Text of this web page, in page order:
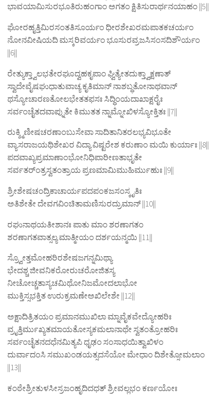
ಭಾವಯಾಮಿಸುರಭೂತಿರುಹಂಗಾಂ ಅಗತಂ ಕ್ಷಿತಿಸುರಾರ್ಥನಯಾಹಂ ||5||
ಘೋರಹೃತ್ತಿಮಿರಸಂತತಿಸೂರ್ಯಂ ಧೀರಶೇಖರಮಪಾತಕಚರ್ಯಂ
ನೋನವೀಷಿಯದಿ ಮಸ್ಕರಿವರ್ಯಂ ಭೂಸುರವ್ರಜಸಿಸಂಸದಿಶೌರ್ಯಂ
||6||
ರೇತ್ಯುಕ್ತ್ವಾಲಭತೇರಘೂದ್ವಹಕೃಪಾಂ ಘ್ವಿತ್ಯೇತದುಕ್ತ್ವಾಕ್ಷಣಾತ್
ಸ್ವಾದೇವೈಷಘುಧಾತುವಾಚ್ಯ ಕೃತಿಮಾನ್ ನಾಶಬ್ಧತೋನಾಥವಾನ್
ಥಸ್ಯೋಚಾರಣತೋಲಭೇತತಫಸಃ ಸಿದ್ಧಿಂಯದಾಖಾಕ್ಷರೈಃ
ಸರ್ವಂಚೈತದವಾಪ್ನುತೇ ಕಿಮುತತ ನ್ನಾಮ್ನೋಖಿಳಸ್ಯೋಕ್ತಿತಃ ||7||
ರುಕ್ಶ್ಮಿಣೀಷಚರಣಾಂಬುಸೇವಾ ಸಾದಿತಾನಿತರಲಭ್ಯವಿಭೂತೇ
ವ್ಯಾಸರಾಜಯಥಿಶೇಖರ ವಿದ್ಯಾ ವಿಷ್ಟರೇಶ ಕರುಣಾಂ ಮಯಿ ಕುರ್ಯಾಃ ||8||
ಪದವಾಖ್ಯಪ್ರಮಾಣಾಂಭೋನಿಧಿಪಾರೀಣತಾಭೃತೇ
ಸರ್ವತರ್‍ಂತ್ರಸ್ವತಂತ್ರಾಯ ಪ್ರಣಮಾಮಿಮುಹಿರ್ಮುಹುಃ ||9||
ಶ್ರೀಶೇಷಚಂದ್ರಿಕಾಚಾರ್ಯಪದಪಂಕಜಸಂಸ್ಕೃತಿಃ
ಅತಿಶೇತೇ ದೇವಗವಿಂಚಿತಾಮಣಿಸುರದ್ರುಮಾನ್ ||10||
ರಘುನಾಥಯತೀಶಾನಃ ಪಾತು ಮಾಂ ಶರಣಾಗತಂ
ಶರಣಾಗತವಾತ್ಸಲ್ಯ ಮಾತ್ಮೀಯಂ ದರ್ಶಯನ್ಮಯಿ ||11||
ಸ್ರ್ವೋತ್ತಮೋಹರಿರಶೇಷಜಗನ್ನಮಿಥ್ಯಾ
ಭೇದಶ್ಚ ಜೀವನಿಕರೋರುಚರೋಜಿತಸ್ಯ
ನೀಚೋಚ್ಚತಾಸ್ಯಚಮಿಥೋನಿಜಮೋದಲಾಭೋ
ಮುಕ್ತಿಸ್ಸಭಕ್ತಿತ ಉರುಕ್ರಮಣೇಅಖಿಲೇಶೇ ||12||
ಅಕ್ಷಾದಿತ್ರಿತಯಂ ಪ್ರಮಾನಮುಖಿಲಾ ಮ್ನಾವೈಕವೇದ್ಯೋಹರಿಃ
ವ್ರೃತ್ತಿರ್ಮುಖ್ಯತಮಾಯತೋಸ್ಯಕಮಲಾನಾಥೇ ಸ್ವತಂತ್ರೋಹರಿಃ
ಸರ್ವಂಚೈತನದಧೆನಮಿತ್ಯಪಿ ಧೃಢಂ ಸಂಸಾಧಯಿತ್ವಾಖಿಳಂ
ದುರ್ವಾದಂಸಿ ಸಮುಖಂಡಯತ್ಸದಸೆಯೋ ಮೇಧಾಂ ದಿಶೇತ್ಸೋಮಲಾಂ
||13||
ಕಂಠೇಶ್ರೀತುಳಸೀಸ್ರಜಂಹೃದಿದಧತ್ ಶ್ರೀವಲ್ಲಭಂ ಕರ್ಣಯೋಃ